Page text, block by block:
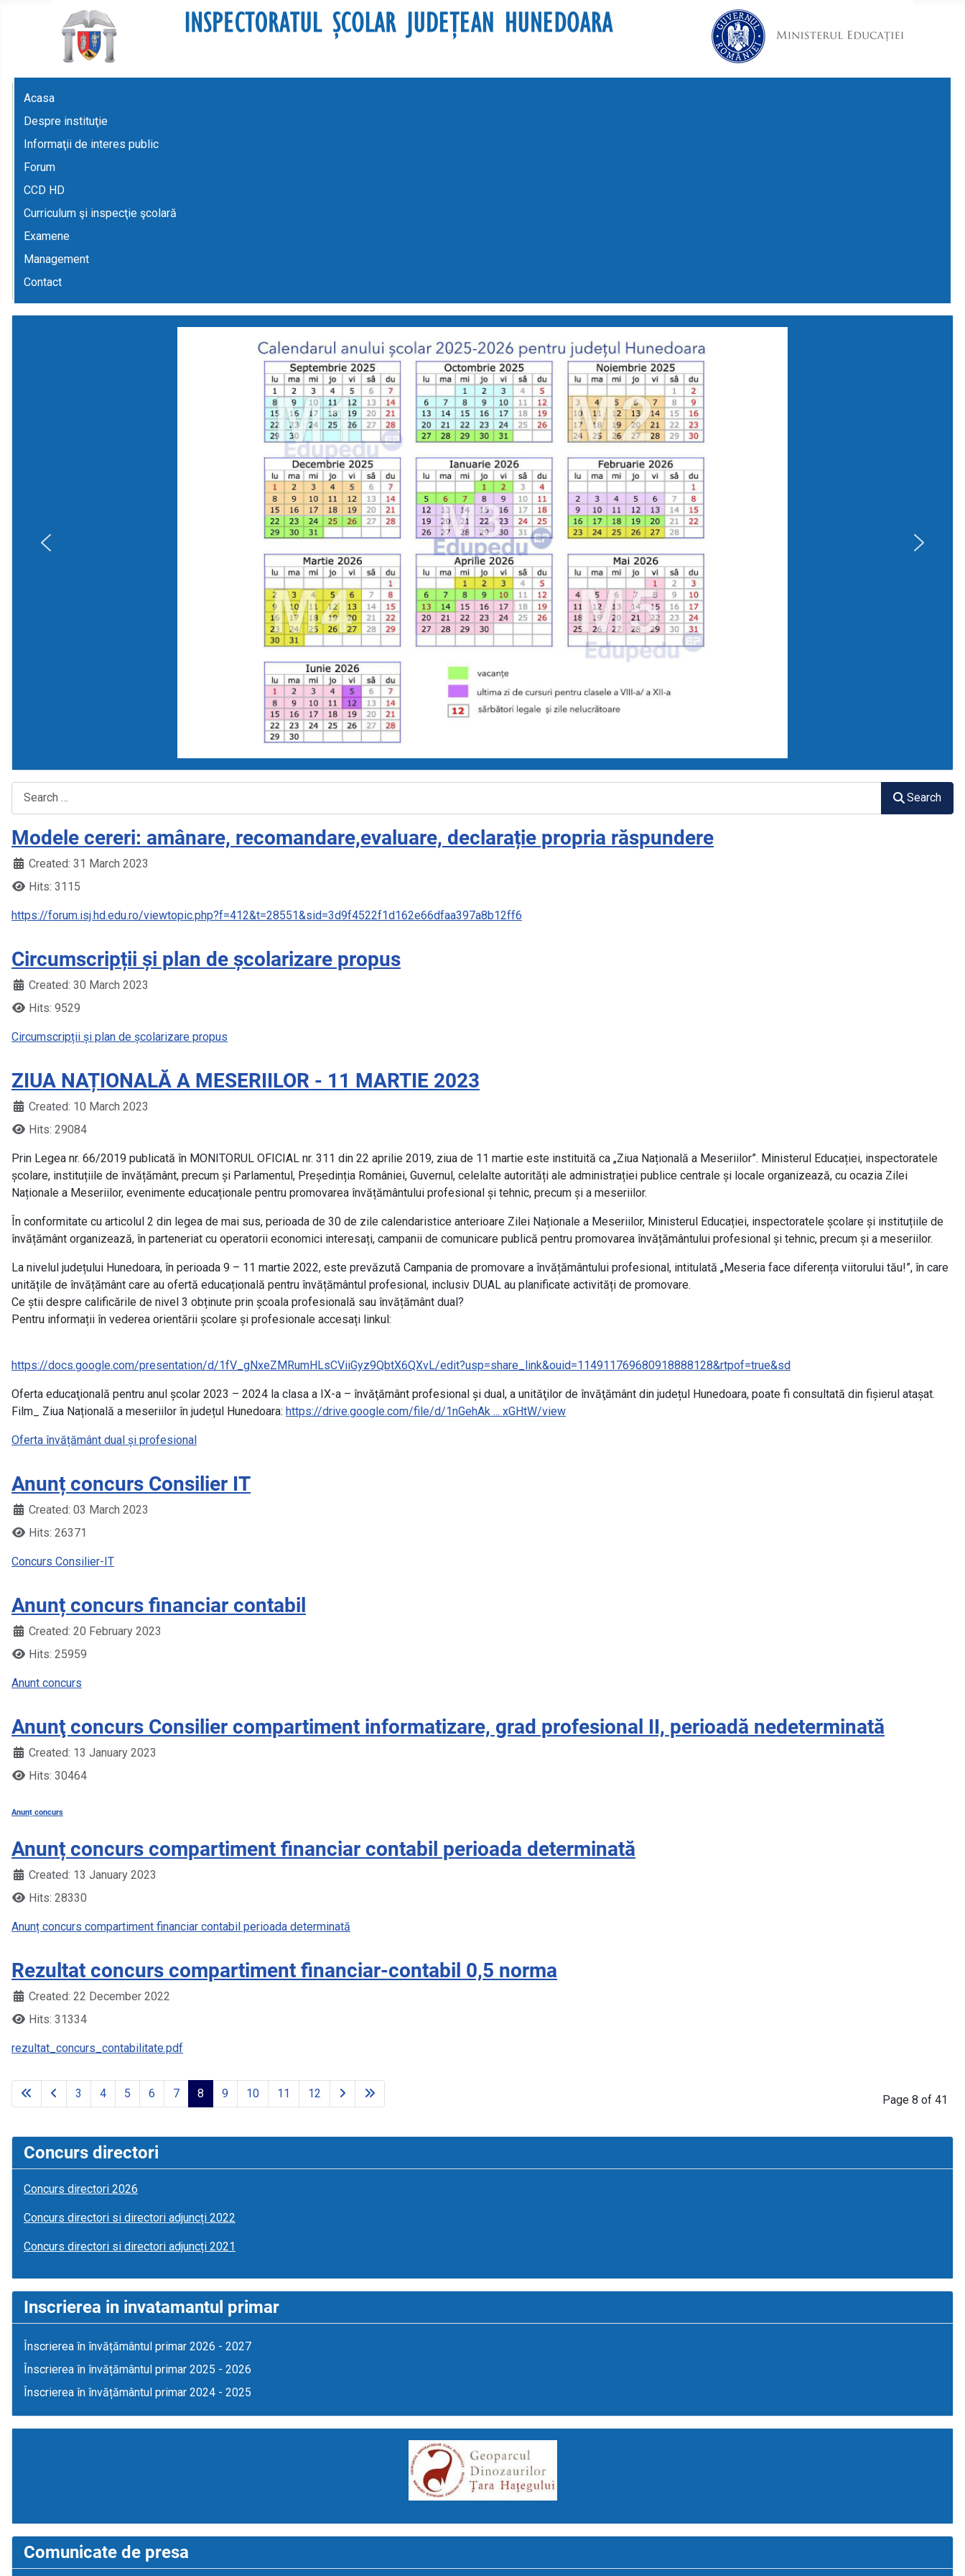
Acasa
Despre instituţie
Informaţii de interes public
Forum
CCD HD
Curriculum şi inspecţie şcolară
Examene
Management
Contact
Search
Modele cereri: amânare, recomandare,evaluare, declarație propria răspundere
Created: 31 March 2023
Hits: 3115
https://forum.isj.hd.edu.ro/viewtopic.php?f=412&t=28551&sid=3d9f4522f1d162e66dfaa397a8b12ff6
Circumscripții și plan de școlarizare propus
Created: 30 March 2023
Hits: 9529
Circumscripții și plan de școlarizare propus
ZIUA NAȚIONALĂ A MESERIILOR - 11 MARTIE 2023
Created: 10 March 2023
Hits: 29084
Prin Legea nr. 66/2019 publicată în MONITORUL OFICIAL nr. 311 din 22 aprilie 2019, ziua de 11 martie este instituită ca „Ziua Națională a Meseriilor”. Ministerul Educației, inspectoratele
școlare, instituțiile de învățământ, precum și Parlamentul, Președinția României, Guvernul, celelalte autorități ale administrației publice centrale și locale organizează, cu ocazia Zilei
Naționale a Meseriilor, evenimente educaționale pentru promovarea învățământului profesional și tehnic, precum și a meseriilor.
În conformitate cu articolul 2 din legea de mai sus, perioada de 30 de zile calendaristice anterioare Zilei Naționale a Meseriilor, Ministerul Educației, inspectoratele școlare și instituțiile de
învățământ organizează, în parteneriat cu operatorii economici interesați, campanii de comunicare publică pentru promovarea învățământului profesional și tehnic, precum și a meseriilor.
La nivelul județului Hunedoara, în perioada 9 – 11 martie 2022, este prevăzută Campania de promovare a învățământului profesional, intitulată „Meseria face diferența viitorului tău!”, în care
unitățile de învățământ care au ofertă educațională pentru învățământul profesional, inclusiv DUAL au planificate activități de promovare.
Ce știi despre calificările de nivel 3 obținute prin școala profesională sau învățământ dual?
Pentru informații în vederea orientării școlare și profesionale accesați linkul:
https://docs.google.com/presentation/d/1fV_gNxeZMRumHLsCViiGyz9QbtX6QXvL/edit?usp=share_link&ouid=114911769680918888128&rtpof=true&sd
Oferta educaţională pentru anul școlar 2023 – 2024 la clasa a IX-a – învăţământ profesional și dual, a unităţilor de învăţământ din județul Hunedoara, poate fi consultată din fișierul atașat.
Film_ Ziua Națională a meseriilor în județul Hunedoara: https://drive.google.com/file/d/1nGehAk ... xGHtW/view
Oferta învățământ dual și profesional
Anunț concurs Consilier IT
Created: 03 March 2023
Hits: 26371
Concurs Consilier-IT
Anunț concurs financiar contabil
Created: 20 February 2023
Hits: 25959
Anunt concurs
Anunţ concurs Consilier compartiment informatizare, grad profesional II, perioadă nedeterminată
Created: 13 January 2023
Hits: 30464
Anunț concurs
Anunț concurs compartiment financiar contabil perioada determinată
Created: 13 January 2023
Hits: 28330
Anunț concurs compartiment financiar contabil perioada determinată
Rezultat concurs compartiment financiar-contabil 0,5 norma
Created: 22 December 2022
Hits: 31334
rezultat_concurs_contabilitate.pdf
Page 8 of 41
3 4 5 6 7 8 9 10 11 12
Concurs directori
Concurs directori 2026
Concurs directori si directori adjuncți 2022
Concurs directori si directori adjuncți 2021
Inscrierea in invatamantul primar
Înscrierea în învățământul primar 2026 - 2027
Înscrierea în învățământul primar 2025 - 2026
Înscrierea în învățământul primar 2024 - 2025
Comunicate de presa